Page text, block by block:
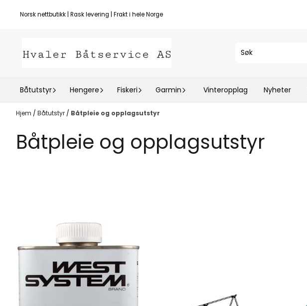
Hopp til innhold
Norsk nettbutikk | Rask levering | Frakt i hele Norge
Båtutstyr Hengere Fiskeri Garmin Vinteropplag Nyheter
Hjem / Båtutstyr / Båtpleie og opplagsutstyr
Båtpleie og opplagsutstyr